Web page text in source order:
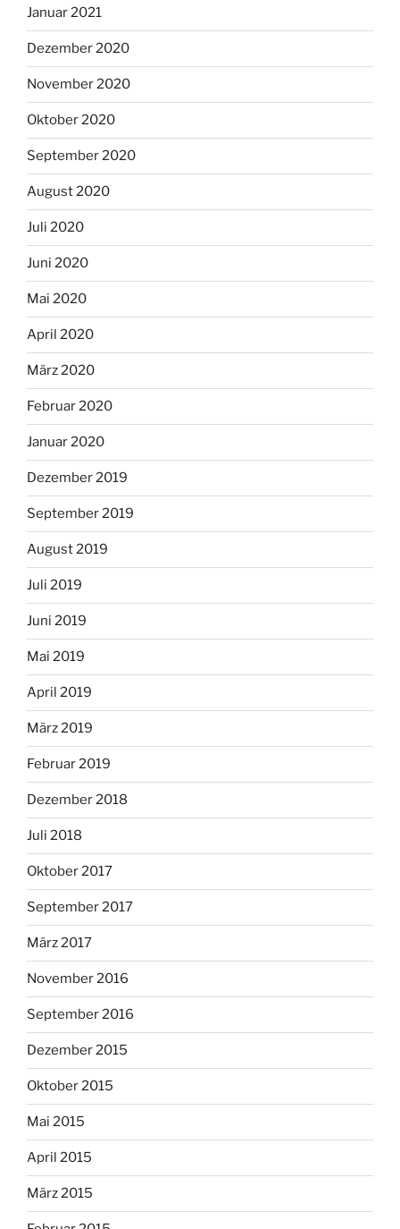
Januar 2021
Dezember 2020
November 2020
Oktober 2020
September 2020
August 2020
Juli 2020
Juni 2020
Mai 2020
April 2020
März 2020
Februar 2020
Januar 2020
Dezember 2019
September 2019
August 2019
Juli 2019
Juni 2019
Mai 2019
April 2019
März 2019
Februar 2019
Dezember 2018
Juli 2018
Oktober 2017
September 2017
März 2017
November 2016
September 2016
Dezember 2015
Oktober 2015
Mai 2015
April 2015
März 2015